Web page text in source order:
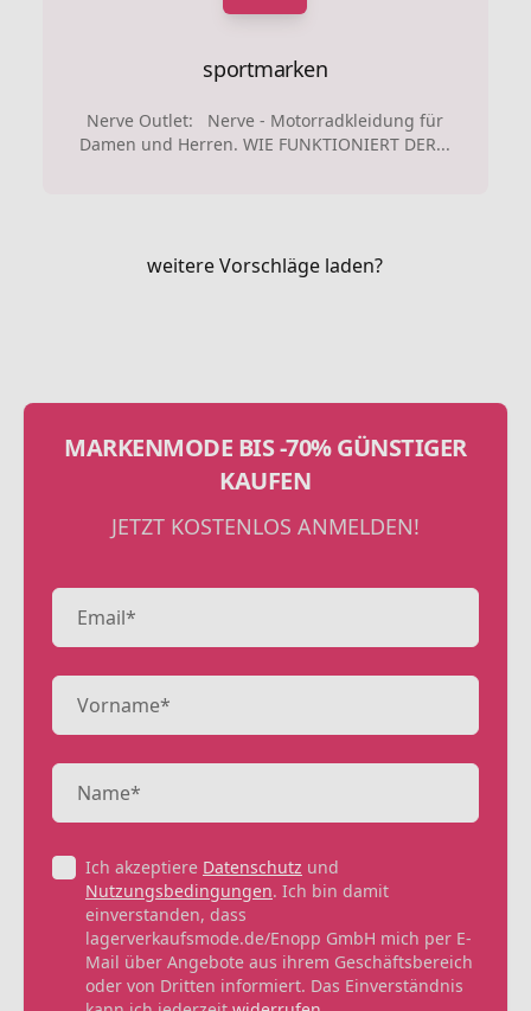
sportmarken
Nerve Outlet: Nerve - Motorradkleidung für
Damen und Herren. WIE FUNKTIONIERT DER...
weitere Vorschläge laden?
MARKENMODE BIS -70% GÜNSTIGER
KAUFEN
JETZT KOSTENLOS ANMELDEN!
Ich akzeptiere Datenschutz und
Nutzungsbedingungen. Ich bin damit
einverstanden, dass
lagerverkaufsmode.de/Enopp GmbH mich per E-
Mail über Angebote aus ihrem Geschäftsbereich
oder von Dritten informiert. Das Einverständnis